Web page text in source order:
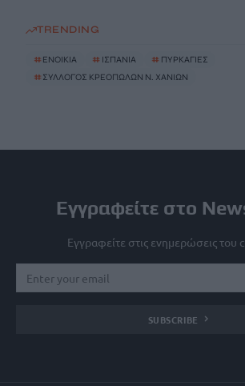
TRENDING
# ΕΝΟΙΚΙΑ # ΙΣΠΑΝΙΑ # ΠΥΡΚΑΓΙΕΣ
# ΣΥΛΛΟΓΟΣ ΚΡΕΟΠΩΛΩΝ Ν. ΧΑΝΙΩΝ
Εγγραφείτε στο
Εγγραφείτε στις ενημερώσεις του
SUBSCRIBE